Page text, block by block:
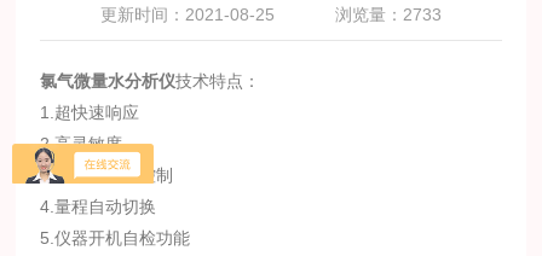
更新时间：2021-08-25 浏览量：2733
氯气微量水分析仪技术特点：
1.超快速响应
2.高灵敏度
3.全微处理器控制
4.量程自动切换
5.仪器开机自检功能